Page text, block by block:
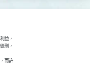
益，
刑，
而許